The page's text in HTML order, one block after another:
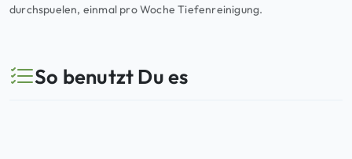
durchspuelen, einmal pro Woche Tiefenreinigung.
So benutzt Du es